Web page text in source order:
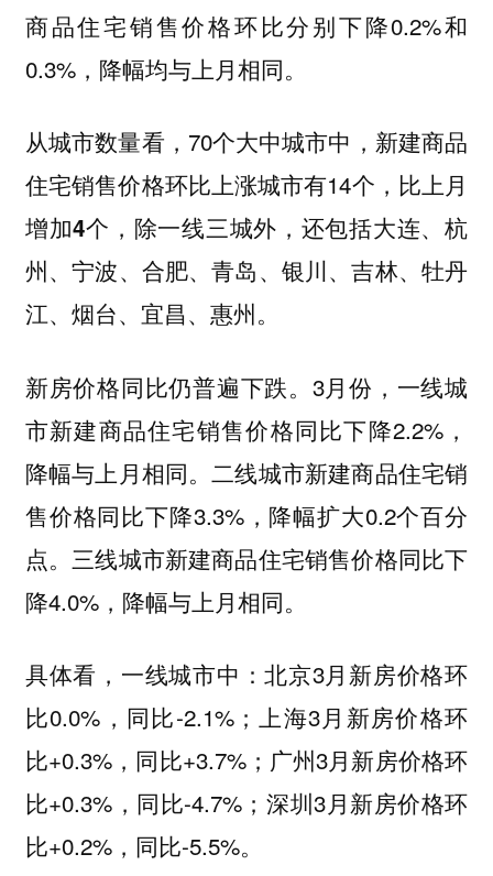
商品住宅销售价格环比分别下降0.2%和
0.3%，降幅均与上月相同。
从城市数量看，70个大中城市中，新建商品
住宅销售价格环比上涨城市有14个， 比上月
增加4个 ，除一线三城外，还包括大连、杭
州、宁波、合肥、青岛、银川、吉林、牡丹
江、烟台、宜昌、惠州。
新房价格同比仍普遍下跌。3月份，一线城
市新建商品住宅销售价格同比下降2.2%，
降幅与上月相同。二线城市新建商品住宅销
售价格同比下降3.3%，降幅扩大0.2个百分
点。三线城市新建商品住宅销售价格同比下
降4.0%，降幅与上月相同。
具体看，一线城市中：北京3月新房价格环
比0.0%，同比-2.1%；上海3月新房价格环
比+0.3%，同比+3.7%；广州3月新房价格环
比+0.3%，同比-4.7%；深圳3月新房价格环
比+0.2%，同比-5.5%。